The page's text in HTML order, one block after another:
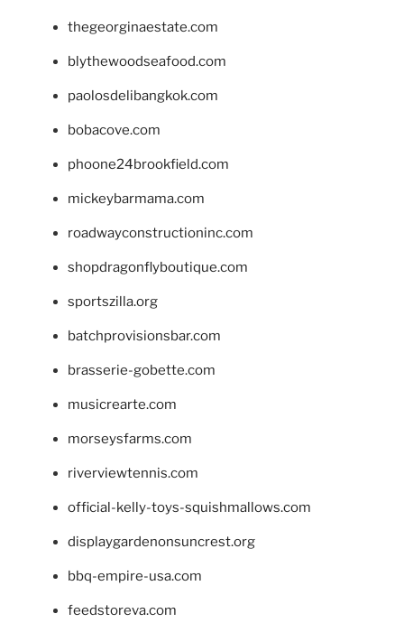
thegeorginaestate.com
blythewoodseafood.com
paolosdelibangkok.com
bobacove.com
phoone24brookfield.com
mickeybarmama.com
roadwayconstructioninc.com
shopdragonflyboutique.com
sportszilla.org
batchprovisionsbar.com
brasserie-gobette.com
musicrearte.com
morseysfarms.com
riverviewtennis.com
official-kelly-toys-squishmallows.com
displaygardenonsuncrest.org
bbq-empire-usa.com
feedstoreva.com